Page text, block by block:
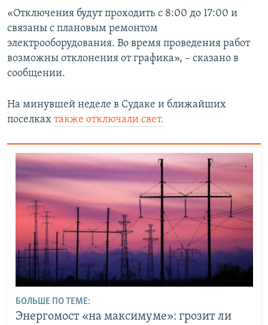
«Отключения будут проходить с 8:00 до 17:00 и
связаны с плановым ремонтом
электрооборудования. Во время проведения работ
возможны отклонения от графика», – сказано в
сообщении.
На минувшей неделе в Судаке и ближайших
поселках также отключали свет.
БОЛЬШЕ ПО ТЕМЕ:
Энергомост «на максимуме»: грозит ли